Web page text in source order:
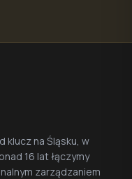
klucz na Śląsku, w
16 lat łączymy
zarządzaniem